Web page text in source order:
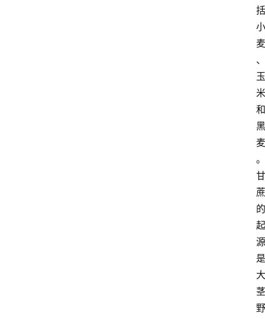
括
小
麦
、
玉
米
和
黑
麦
。
甘
蔗
的
起
源
是
大
茎
野